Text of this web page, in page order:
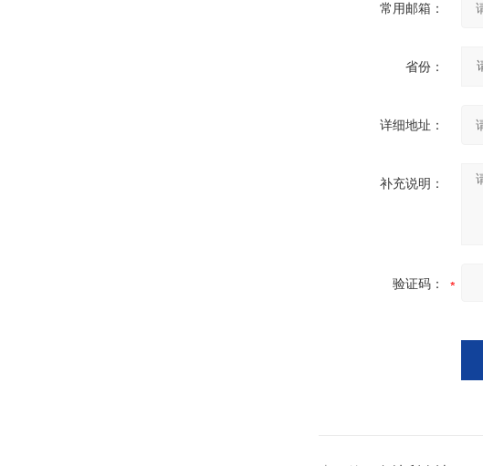
常用邮箱：
省份：
详细地址：
补充说明：
验证码：